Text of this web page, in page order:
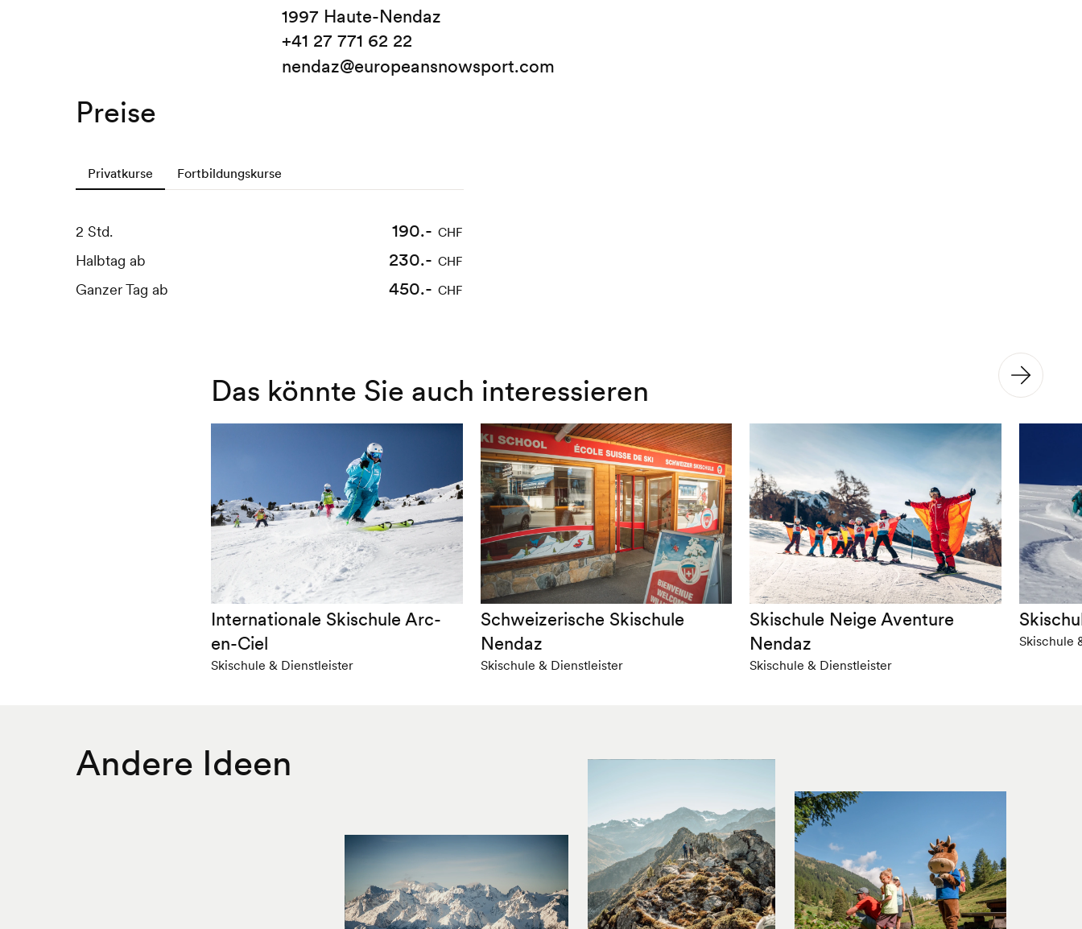
1997 Haute-Nendaz
+41 27 771 62 22
nendaz@europeansnowsport.com
Preise
Privatkurse Fortbildungskurse
2 Std. 190.- CHF
Halbtag ab 230.- CHF
Ganzer Tag ab 450.- CHF
3 Tage ab 336.- CHF
6 Tage ab 560.- CHF
Das könnte Sie auch interessieren
Internationale Skischule Arc-
en-Ciel
Skischule & Dienstleister
Schweizerische Skischule
Nendaz
Skischule & Dienstleister
Skischule Neige Aventure
Nendaz
Skischule & Dienstleister
Skischule
Andere Ideen